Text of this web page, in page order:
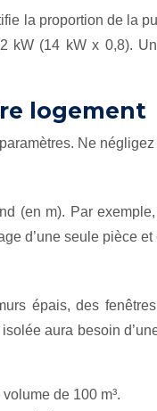
la proportion de la
(14 kW x 0,8).
logement
Ne
(en m). Par
d’une seule pièce et
épais, des
aura besoin
de 100 m³.